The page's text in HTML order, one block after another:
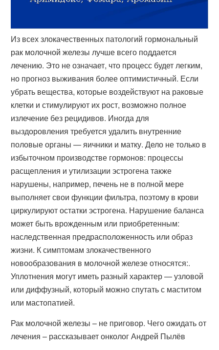
Из всех злокачественных патологий гормональный
рак молочной железы лучше всего поддается
лечению. Это не означает, что процесс будет легким,
но прогноз выживания более оптимистичный. Если
убрать вещества, которые воздействуют на раковые
клетки и стимулируют их рост, возможно полное
излечение без рецидивов. Иногда для
выздоровления требуется удалить внутренние
половые органы — яичники и матку. Дело не только в
избыточном производстве гормонов: процессы
расщепления и утилизации эстрогена также
нарушены, например, печень не в полной мере
выполняет свои функции фильтра, поэтому в крови
циркулируют остатки эстрогена. Нарушение баланса
может быть врожденным или приобретенным:
наследственная предрасположенность или образ
жизни. К симптомам злокачественного
новообразования в молочной железе относятся:.
Уплотнения могут иметь разный характер — узловой
или диффузный, который можно спутать с маститом
или мастопатией.
Рак молочной железы – не приговор. Чего ожидать от
лечения – рассказывает онколог Андрей Пылёв